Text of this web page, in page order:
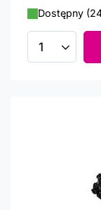
Dostępny
Ilość